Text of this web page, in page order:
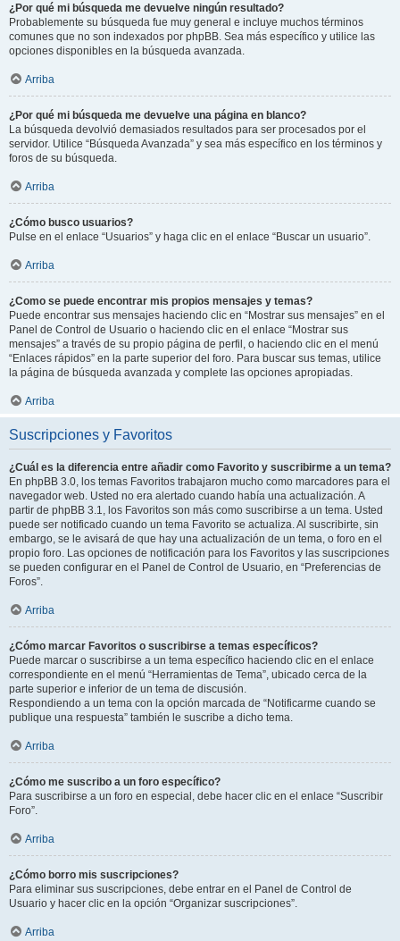
¿Por qué mi búsqueda me devuelve ningún resultado?
Probablemente su búsqueda fue muy general e incluye muchos términos
comunes que no son indexados por phpBB. Sea más específico y utilice las
opciones disponibles en la búsqueda avanzada.
Arriba
¿Por qué mi búsqueda me devuelve una página en blanco?
La búsqueda devolvió demasiados resultados para ser procesados por el
servidor. Utilice “Búsqueda Avanzada” y sea más específico en los términos y
foros de su búsqueda.
Arriba
¿Cómo busco usuarios?
Pulse en el enlace “Usuarios” y haga clic en el enlace “Buscar un usuario”.
Arriba
¿Como se puede encontrar mis propios mensajes y temas?
Puede encontrar sus mensajes haciendo clic en “Mostrar sus mensajes” en el
Panel de Control de Usuario o haciendo clic en el enlace “Mostrar sus
mensajes” a través de su propio página de perfil, o haciendo clic en el menú
“Enlaces rápidos” en la parte superior del foro. Para buscar sus temas, utilice
la página de búsqueda avanzada y complete las opciones apropiadas.
Arriba
Suscripciones y Favoritos
¿Cuál es la diferencia entre añadir como Favorito y suscribirme a un tema?
En phpBB 3.0, los temas Favoritos trabajaron mucho como marcadores para el
navegador web. Usted no era alertado cuando había una actualización. A
partir de phpBB 3.1, los Favoritos son más como suscribirse a un tema. Usted
puede ser notificado cuando un tema Favorito se actualiza. Al suscribirte, sin
embargo, se le avisará de que hay una actualización de un tema, o foro en el
propio foro. Las opciones de notificación para los Favoritos y las suscripciones
se pueden configurar en el Panel de Control de Usuario, en “Preferencias de
Foros”.
Arriba
¿Cómo marcar Favoritos o suscribirse a temas específicos?
Puede marcar o suscribirse a un tema específico haciendo clic en el enlace
correspondiente en el menú “Herramientas de Tema”, ubicado cerca de la
parte superior e inferior de un tema de discusión.
Respondiendo a un tema con la opción marcada de “Notificarme cuando se
publique una respuesta” también le suscribe a dicho tema.
Arriba
¿Cómo me suscribo a un foro específico?
Para suscribirse a un foro en especial, debe hacer clic en el enlace “Suscribir
Foro”.
Arriba
¿Cómo borro mis suscripciones?
Para eliminar sus suscripciones, debe entrar en el Panel de Control de
Usuario y hacer clic en la opción “Organizar suscripciones”.
Arriba